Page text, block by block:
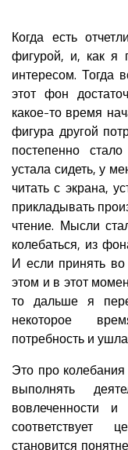
Когда есть
фигурой, и, как я
интересом. Тогда
этот фон
какое-то время
фигура другой
постепенно
устала сидеть, у
читать с экрана,
прикладывать
чтение. Мысли
колебаться, из
И если принять
этом и в этот
то дальше я
некоторое
потребность и
Это про
выполнять
вовлеченности
соответствует
становится